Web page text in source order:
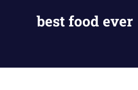
best food ever